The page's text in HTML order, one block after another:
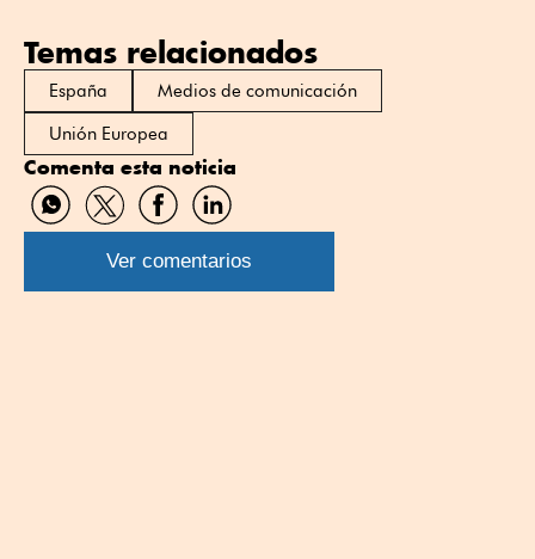
Temas relacionados
España
Medios de comunicación
Unión Europea
Comenta esta noticia
Compartir
por
WhatsApp
Compartir
por
Twitter
Compartir
por
Facebook
Compartir
por
Linkedin
Ver comentarios